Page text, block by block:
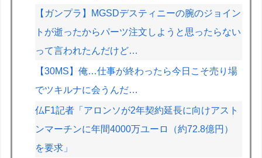
【ガンプラ】MGSDデスティニーの腕のジョイン
トが逝ったからパーツ注文しようと思ったらない
って言われたんだけど…
【30MS】俺…仕事が終わったら今日こそ売り場
でツキルナに会うんだ…
仏F1記者「アロンソが2年契約延長に向けアスト
ンマーチンに年間4000万ユーロ（約72.8億円）
を要求」